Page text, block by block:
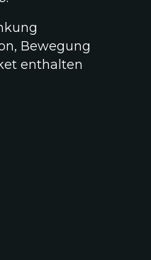
Bewegung
enthalten